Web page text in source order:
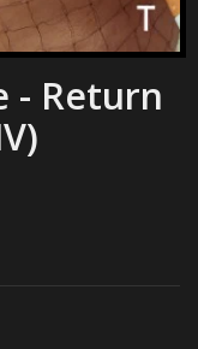
- Return